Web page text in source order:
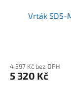
Vrták SDS-
4 397 Kč bez DPH
5 320 Kč